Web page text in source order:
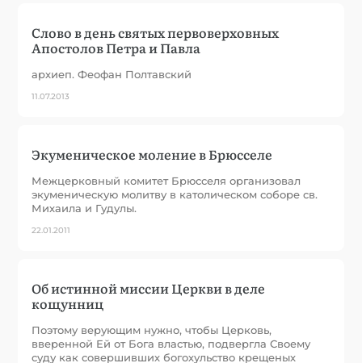
Слово в день святых первоверховных
Апостолов Петра и Павла
архиеп. Феофан Полтавский
11.07.2013
Экуменическое моление в Брюсселе
Межцерковный комитет Брюсселя организовал
экуменическую молитву в католическом соборе св.
Михаила и Гудулы.
22.01.2011
Об истинной миссии Церкви в деле
кощунниц
Поэтому верующим нужно, чтобы Церковь,
вверенной Ей от Бога властью, подвергла Своему
суду как совершивших богохульство крещеных